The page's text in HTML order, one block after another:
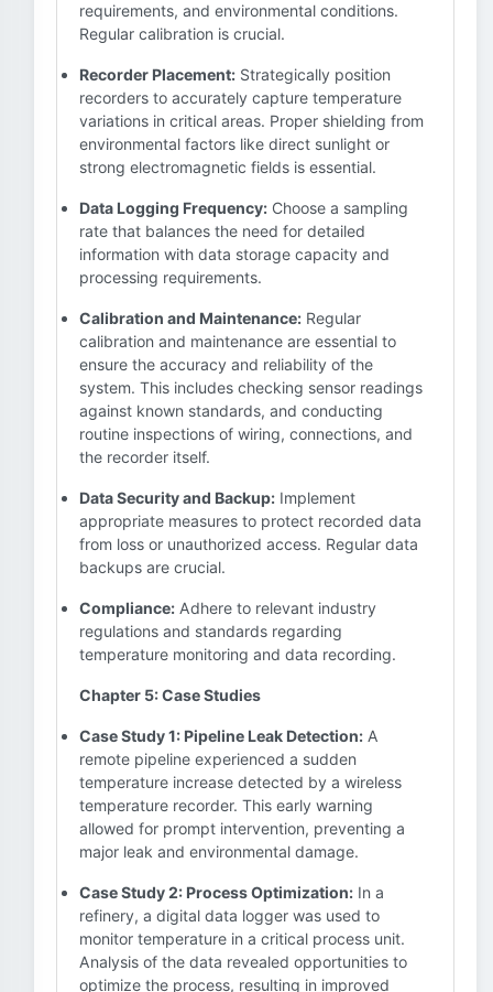
requirements, and environmental conditions.
Regular calibration is crucial.
Recorder Placement: Strategically position
recorders to accurately capture temperature
variations in critical areas. Proper shielding from
environmental factors like direct sunlight or
strong electromagnetic fields is essential.
Data Logging Frequency: Choose a sampling
rate that balances the need for detailed
information with data storage capacity and
processing requirements.
Calibration and Maintenance: Regular
calibration and maintenance are essential to
ensure the accuracy and reliability of the
system. This includes checking sensor readings
against known standards, and conducting
routine inspections of wiring, connections, and
the recorder itself.
Data Security and Backup: Implement
appropriate measures to protect recorded data
from loss or unauthorized access. Regular data
backups are crucial.
Compliance: Adhere to relevant industry
regulations and standards regarding
temperature monitoring and data recording.
Chapter 5: Case Studies
Case Study 1: Pipeline Leak Detection: A
remote pipeline experienced a sudden
temperature increase detected by a wireless
temperature recorder. This early warning
allowed for prompt intervention, preventing a
major leak and environmental damage.
Case Study 2: Process Optimization: In a
refinery, a digital data logger was used to
monitor temperature in a critical process unit.
Analysis of the data revealed opportunities to
optimize the process, resulting in improved